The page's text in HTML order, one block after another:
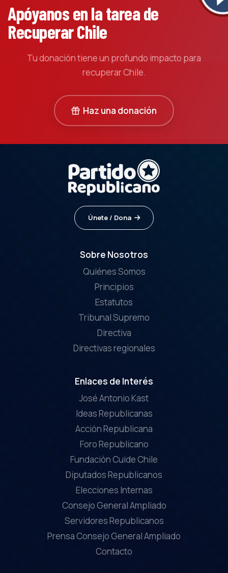
Apóyanos en la tarea de
Recuperar Chile
Tu donación tiene un profundo impacto para
recuperar Chile.
Haz una donación
Únete / Dona
Sobre Nosotros
Quiénes Somos
Principios
Estatutos
Tribunal Supremo
Directiva
Directivas regionales
Enlaces de Interés
José Antonio Kast
Ideas Republicanas
Acción Republicana
Foro Republicano
Fundación Cuide Chile
Diputados Republicanos
Elecciones Internas
Consejo General Ampliado
Servidores Republicanos
Prensa Consejo General Ampliado
Contacto